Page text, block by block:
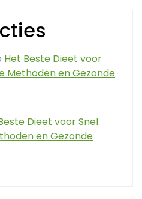
Het Beste Dieet voor
Methoden en Gezonde
Dieet voor Snel
en Gezonde